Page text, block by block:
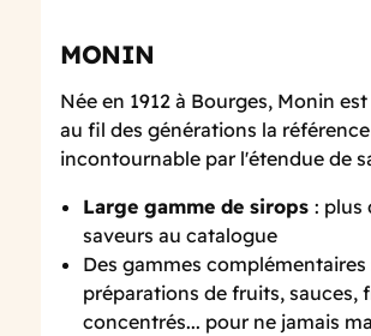
MONIN
Née en 1912 à Bourges, Monin
au fil des générations la référence
incontournable par l'étendue de
Large gamme de sirops: plus
saveurs au catalogue
Des gammes complémentaires
préparations de fruits, sauces,
concentrés... pour ne jamais